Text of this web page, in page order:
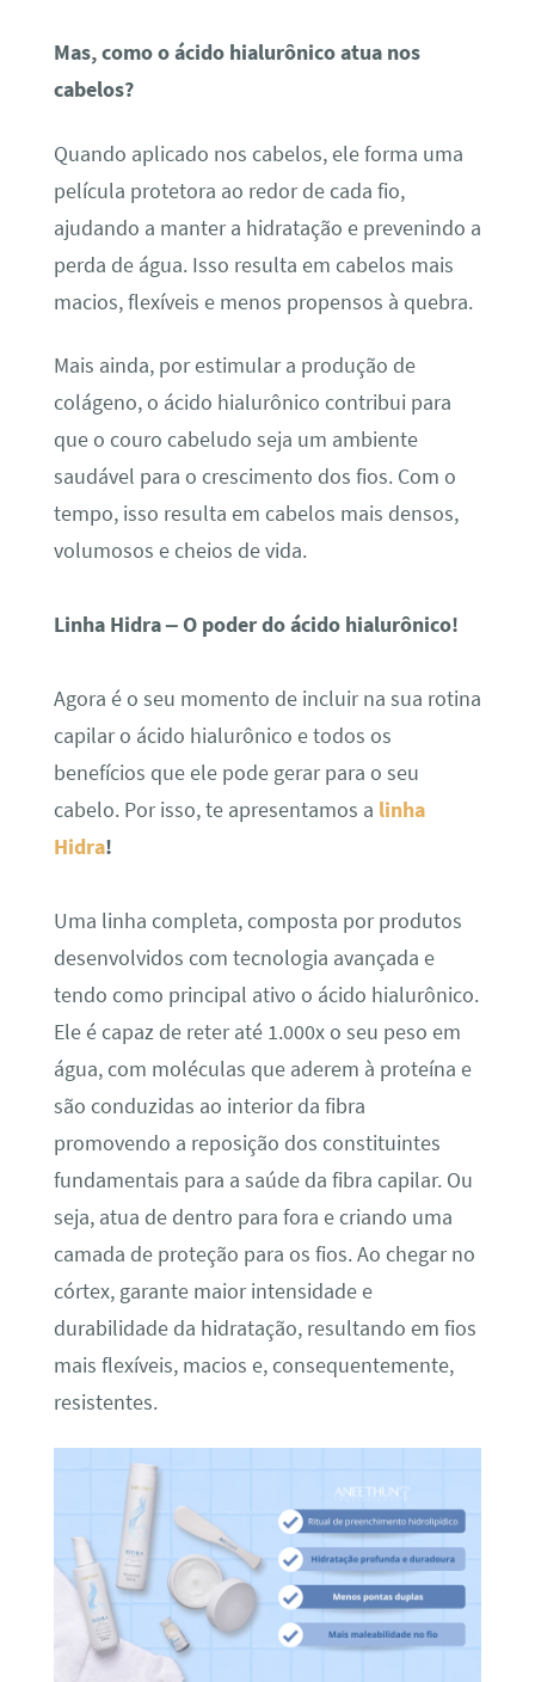
Mas, como o ácido hialurônico atua nos
cabelos?
Quando aplicado nos cabelos, ele forma uma
película protetora ao redor de cada fio,
ajudando a manter a hidratação e prevenindo a
perda de água. Isso resulta em cabelos mais
macios, flexíveis e menos propensos à quebra.
Mais ainda, por estimular a produção de
colágeno, o ácido hialurônico contribui para
que o couro cabeludo seja um ambiente
saudável para o crescimento dos fios. Com o
tempo, isso resulta em cabelos mais densos,
volumosos e cheios de vida.
Linha Hidra – O poder do ácido hialurônico!
Agora é o seu momento de incluir na sua rotina
capilar o ácido hialurônico e todos os
benefícios que ele pode gerar para o seu
cabelo. Por isso, te apresentamos a linha
Hidra!
Uma linha completa, composta por produtos
desenvolvidos com tecnologia avançada e
tendo como principal ativo o ácido hialurônico.
Ele é capaz de reter até 1.000x o seu peso em
água, com moléculas que aderem à proteína e
são conduzidas ao interior da fibra
promovendo a reposição dos constituintes
fundamentais para a saúde da fibra capilar. Ou
seja, atua de dentro para fora e criando uma
camada de proteção para os fios. Ao chegar no
córtex, garante maior intensidade e
durabilidade da hidratação, resultando em fios
mais flexíveis, macios e, consequentemente,
resistentes.